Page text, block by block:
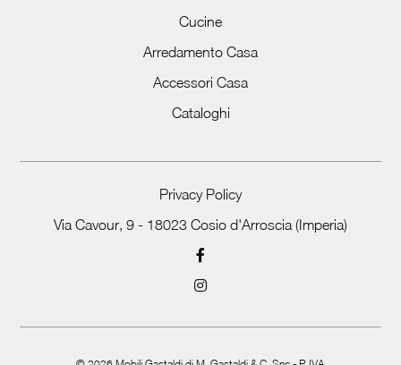
Cucine
Arredamento Casa
Accessori Casa
Cataloghi
Privacy Policy
Via Cavour, 9 - 18023 Cosio d'Arroscia (Imperia)